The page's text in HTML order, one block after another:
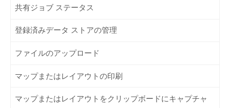
共有ジョブ ステータス
登録済みデータ ストアの管理
ファイルのアップロード
マップまたはレイアウトの印刷
マップまたはレイアウトをクリップボードにキャプチャ